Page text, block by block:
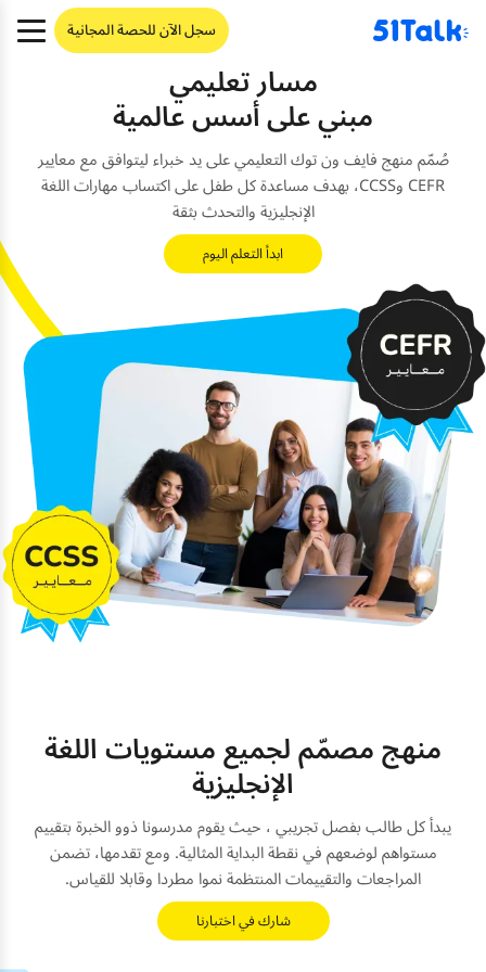
سجل الآن للحصة المجانية
مسار تعليمي
مبني على أسس عالمية
صُمّم منهج فايف ون توك التعليمي على يد خبراء ليتوافق مع معايير
CEFR وCCSS، بهدف مساعدة كل طفل على اكتساب مهارات اللغة
الإنجليزية والتحدث بثقة
ابدأ التعلم اليوم
منهج مصمّم لجميع مستويات اللغة
الإنجليزية
يبدأ كل طالب بفصل تجريبي ، حيث يقوم مدرسونا ذوو الخبرة بتقييم
مستواهم لوضعهم في نقطة البداية المثالية. ومع تقدمها، تضمن
المراجعات والتقييمات المنتظمة نموا مطردا وقابلا للقياس.
شارك في اختبارنا